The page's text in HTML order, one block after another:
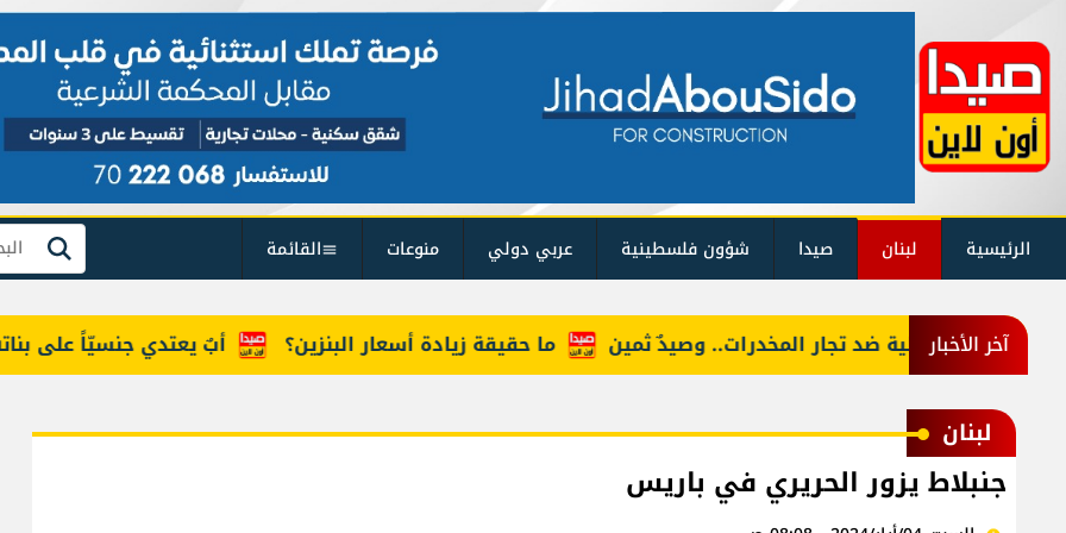
الرئيسية لبنان صيدا شؤون فلسطينية عربي دولي منوعات القائمة بحث
آخر الأخبار أبٌ يعتدي جنسيّاً على بناته ما حقيقة زيادة أسعار البنزين؟ امنية ليلية ضد تجار المخدرات.. وصيدٌ ثمين
لبنان
جنبلاط يزور الحريري في باريس